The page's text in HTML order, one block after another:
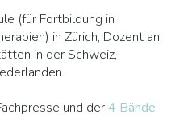
(für Fortbildung in
in Zürich, Dozent an
in der Schweiz,
und der4 Bände